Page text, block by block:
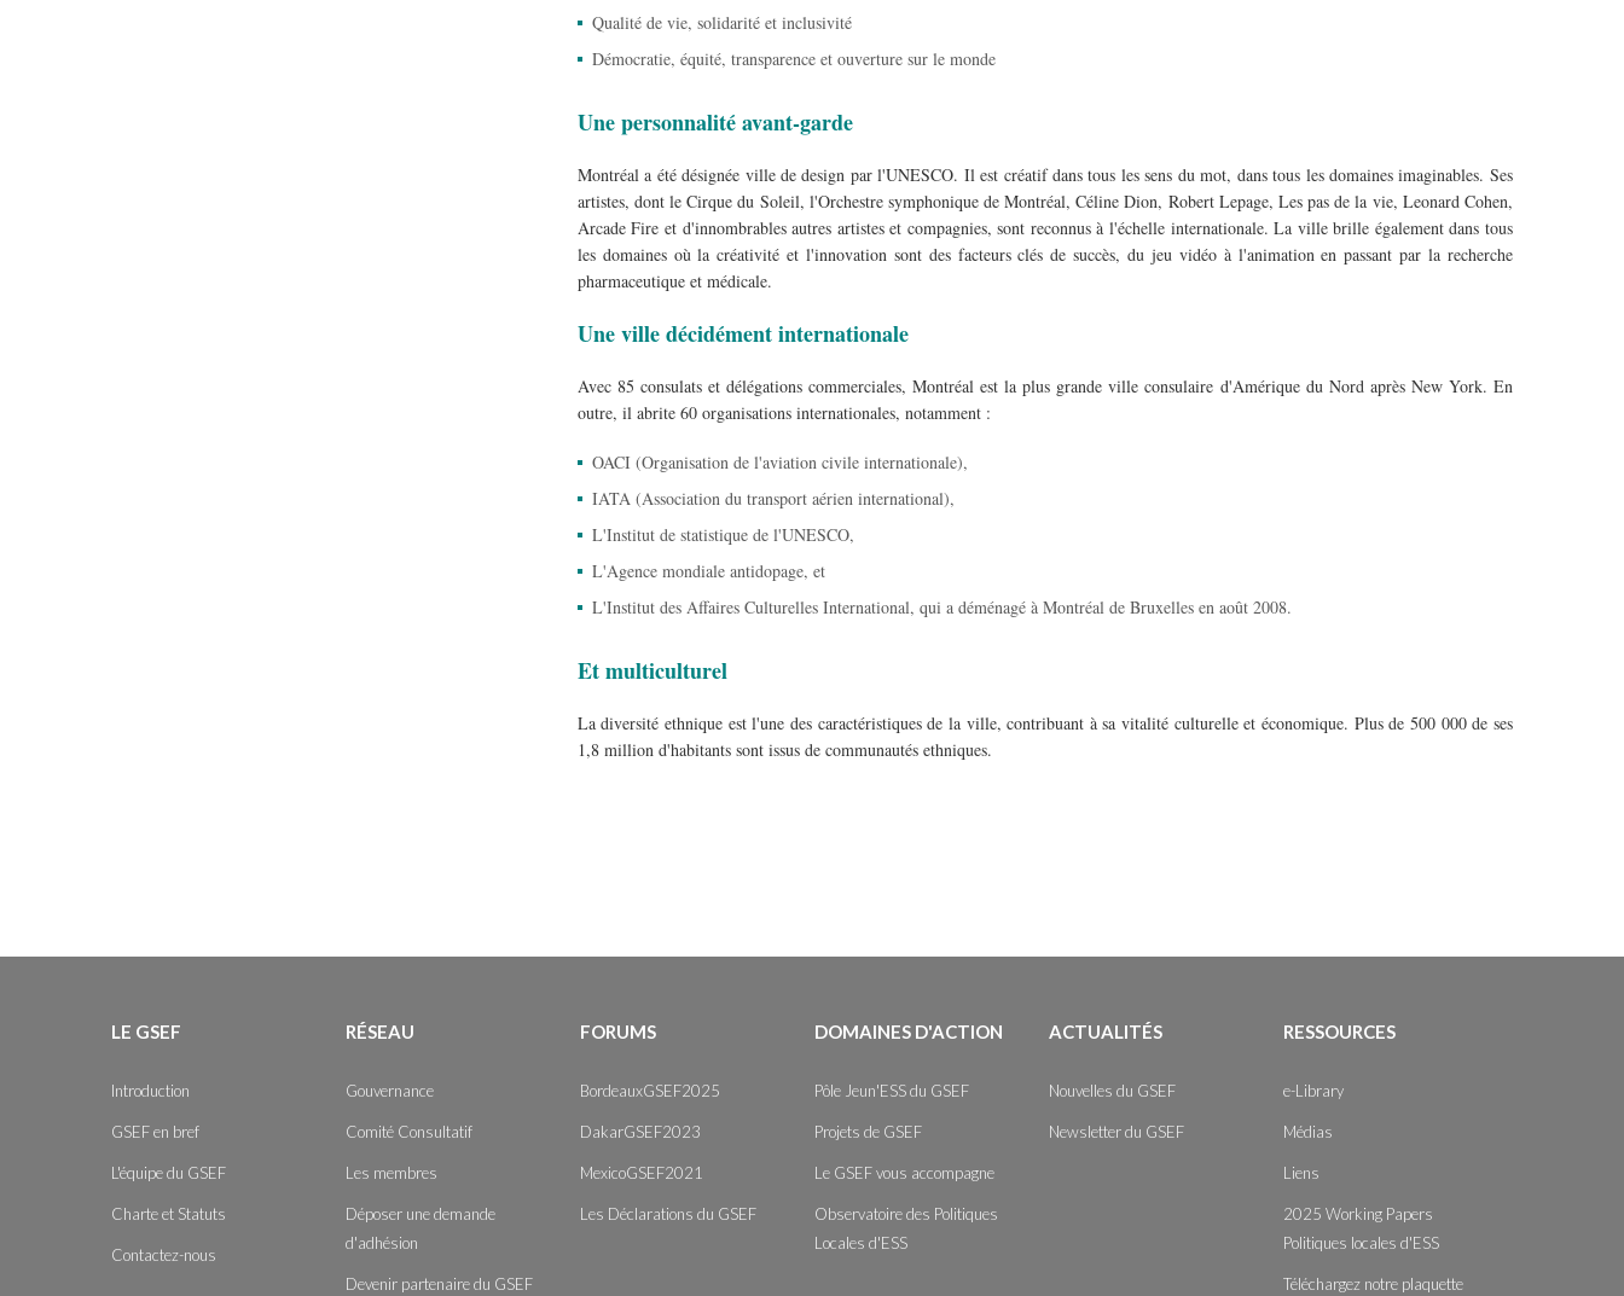
Qualité de vie, solidarité et inclusivité
Démocratie, équité, transparence et ouverture sur le monde
Une personnalité avant-garde
Montréal a été désignée ville de design par l'UNESCO. Il est créatif dans tous les sens du mot, dans tous les domaines imaginables. Ses
artistes, dont le Cirque du Soleil, l'Orchestre symphonique de Montréal, Céline Dion, Robert Lepage, Les pas de la vie, Leonard Cohen,
Arcade Fire et d'innombrables autres artistes et compagnies, sont reconnus à l'échelle internationale. La ville brille également dans tous
les domaines où la créativité et l'innovation sont des facteurs clés de succès, du jeu vidéo à l'animation en passant par la recherche
pharmaceutique et médicale.
Une ville décidément internationale
Avec 85 consulats et délégations commerciales, Montréal est la plus grande ville consulaire d'Amérique du Nord après New York. En
outre, il abrite 60 organisations internationales, notamment :
OACI (Organisation de l'aviation civile internationale),
IATA (Association du transport aérien international),
L'Institut de statistique de l'UNESCO,
L'Agence mondiale antidopage, et
L'Institut des Affaires Culturelles International, qui a déménagé à Montréal de Bruxelles en août 2008.
Et multiculturel
La diversité ethnique est l'une des caractéristiques de la ville, contribuant à sa vitalité culturelle et économique. Plus de 500 000 de ses
1,8 million d'habitants sont issus de communautés ethniques.
LE GSEF
Introduction
GSEF en bref
L'équipe du GSEF
Charte et Statuts
Contactez-nous
RÉSEAU
Gouvernance
Comité Consultatif
Les membres
Déposer une demande
d'adhésion
Devenir partenaire du GSEF
FORUMS
BordeauxGSEF2025
DakarGSEF2023
MexicoGSEF2021
Les Déclarations du GSEF
DOMAINES D'ACTION
Pôle Jeun'ESS du GSEF
Projets de GSEF
Le GSEF vous accompagne
Observatoire des Politiques
Locales d'ESS
ACTUALITÉS
Nouvelles du GSEF
Newsletter du GSEF
RESSOURCES
e-Library
Médias
Liens
2025 Working Papers
Politiques locales d'ESS
Téléchargez notre plaquette